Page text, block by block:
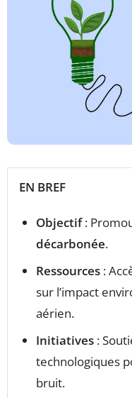
EN BREF
Objectif:
décarbonée.
Ressources :
sur l’impact
aérien.
Initiatives :
technologiques
bruit.